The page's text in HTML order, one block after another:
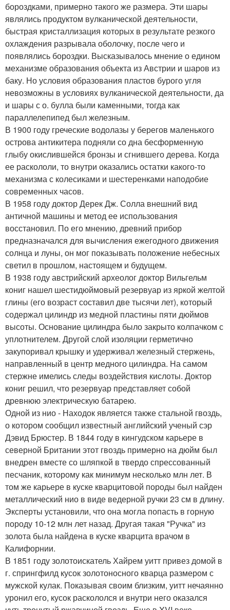
бороздками, примерно такого же размера. Эти шары
являлись продуктом вулканической деятельности,
быстрая кристаллизация которых в результате резкого
охлаждения разрывала оболочку, после чего и
появлялись бороздки. Высказывалось мнение о едином
механизме образования объекта из Австрии и шаров из
баку. Но условия образования пластов бурого угля
невозможны в условиях вулканической деятельности, да
и шары с о. булла были каменными, тогда как
параллелепипед был железным.
В 1900 году греческие водолазы у берегов маленького
острова антикитера подняли со дна бесформенную
глыбу окислившейся бронзы и сгнившего дерева. Когда
ее раскололи, то внутри оказались остатки какого-то
механизма с колесиками и шестеренками наподобие
современных часов.
В 1958 году доктор Дерек Дж. Солла внешний вид
античной машины и метод ее использования
восстановил. По его мнению, древний прибор
предназначался для вычисления ежегодного движения
солнца и луны, он мог показывать положение небесных
светил в прошлом, настоящем и будущем.
В 1938 году австрийский археолог доктор Вильгельм
кониг нашел шестидюймовый резервуар из яркой желтой
глины (его возраст составил две тысячи лет), который
содержал цилиндр из медной пластины пяти дюймов
высоты. Основание цилиндра было закрыто колпачком с
уплотнителем. Другой слой изоляции герметично
закупоривал крышку и удерживал железный стержень,
направленный в центр медного цилиндра. На самом
стержне имелись следы воздействия кислоты. Доктор
кониг решил, что резервуар представляет собой
древнюю электрическую батарею.
Одной из нио - Находок является также стальной гвоздь,
о котором сообщил известный английский ученый сэр
Дэвид Брюстер. В 1844 году в кингудском карьере в
северной Британии этот гвоздь примерно на дюйм был
внедрен вместе со шляпкой в твердо спрессованный
песчаник, которому как минимум несколько млн лет. В
том же карьере в куске кварцитовой породы был найден
металлический нио в виде ведерной ручки 23 см в длину.
Эксперты установили, что она могла попасть в горную
породу 10-12 млн лет назад. Другая такая "Ручка" из
золота была найдена в куске кварцита врачом в
Калифорнии.
В 1851 году золотоискатель Хайрем уитт привез домой в
г. спрингфилд кусок золотоносного кварца размером с
мужской кулак. Показывая своим близким, уитт нечаянно
уронил его, кусок раскололся и внутри него оказался